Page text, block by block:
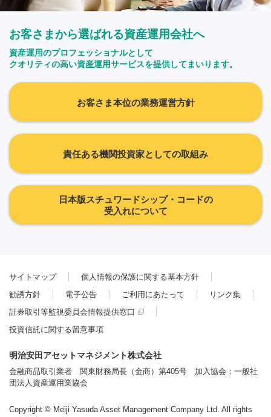
お客さまから選ばれる資産運用会社へ
資産運用のプロフェッショナルとして
クオリティの高い資産運用サービスを提供してまいります。
お客さま本位の業務運営方針
責任ある機関投資家としての取組み
日本版スチュワードシップ・コードの
受入れについて
サイトマップ
個人情報の保護に関する基本方針
勧誘方針
電子公告 ご利用にあたって
リンク集
証券取引等監視委員会情報提供窓口
投資信託に関する留意事項
明治安田アセットマネジメント株式会社
金融商品取引業者 関東財務局長（金商）第405号 加入協会：一般社
団法人資産運用業協会
Copyright © Meiji Yasuda Asset Management Company Ltd. All rights